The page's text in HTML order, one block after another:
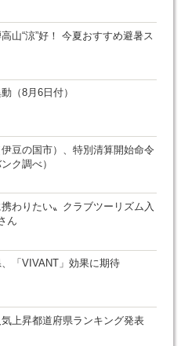
山“涼”好！ 今夏おすすめ避暑ス
（8月6日付）
豆の国市）、特別清算開始命令
ク調べ）
携わりたい〟クラブツーリズム入
ん
、「VIVANT」効果に期待
上昇都道府県ランキング発表